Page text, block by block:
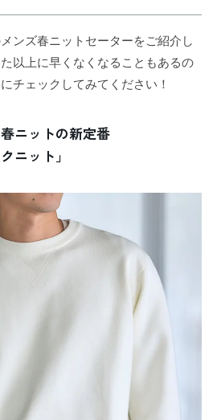
ンズ春ニットセーターをご紹介し
以上に早くなくなることもあるの
チェックしてみてください！
ニットの新定番
ニット」